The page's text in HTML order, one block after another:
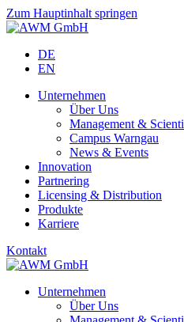
Zum Hauptinhalt springen
DE
EN
Unternehmen
Über Uns
Management &
Campus Warngau
News & Events
Innovation
Partnering
Licensing & Distribution
Produkte
Karriere
Kontakt
Unternehmen
Über Uns